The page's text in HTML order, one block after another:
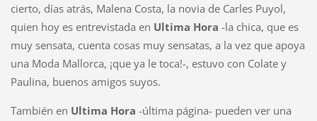
cierto, días atrás, Malena Costa, la novia de Carles Puyol,
quien hoy es entrevistada en Ultima Hora -la chica, que es
muy sensata, cuenta cosas muy sensatas, a la vez que apoya
una Moda Mallorca, ¡que ya le toca!-, estuvo con Colate y
Paulina, buenos amigos suyos.
También en Ultima Hora -última página- pueden ver una